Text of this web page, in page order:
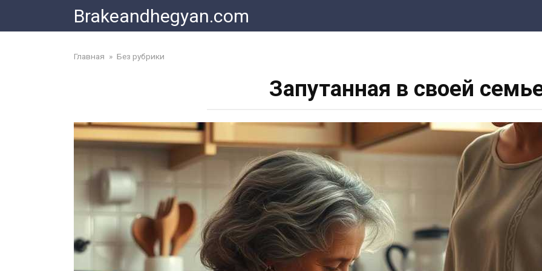
content
Brakeandhegyan.com
Главная » Без рубрики
Запутанная в своей